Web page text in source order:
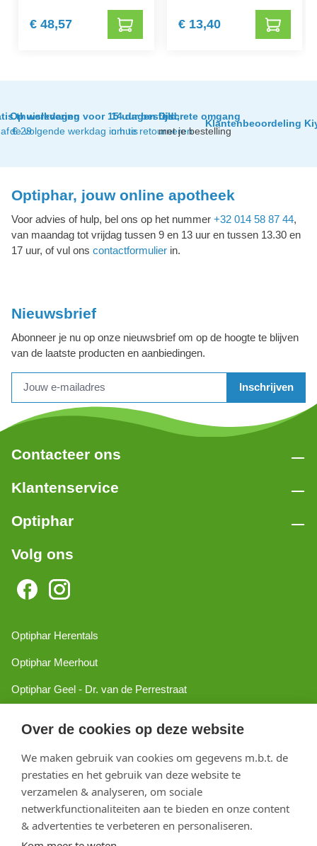
Over de cookies op deze website
We maken gebruik van cookies om gegevens m.b.t. de
prestaties en het gebruik van deze website te
verzamelen & analyseren, om sociale
netwerkfunctionaliteiten aan te bieden en onze content
& advertenties te verbeteren en personaliseren.
€ 48,57 € 13,40
thuislevering
€ 29
Op werkdagen voor 15 uur besteld,
de volgende werkdag in huis
14 dagen tijd
om te retourneren
Discrete omgang
met je bestelling
Klantenbeoordeling
Optiphar, jouw online apotheek
Voor advies of hulp, bel ons op het nummer +32 014 58 87 44,
van maandag tot vrijdag tussen 9 en 13 uur en tussen 13.30 en
17 uur, of vul ons contactformulier in.
Nieuwsbrief
Abonneer je nu op onze nieuwsbrief om op de hoogte te blijven
van de laatste producten en aanbiedingen.
Inschrijven
Contacteer ons
Klantenservice
Optiphar
Volg ons
Optiphar Herentals
Optiphar Meerhout
Optiphar Geel - Dr. van de Perrestraat
Optiphar Mol
Copyright 2026 optiphar.com. Alle rechten voorbehouden